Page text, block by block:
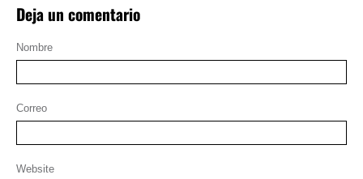
Deja un comentario
Nombre
Correo
Website